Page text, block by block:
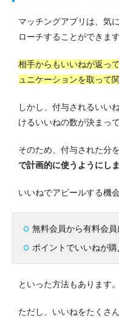
マッチングアプリは、気
ローチすることができます
相手からもいいねが返っ
ュニケーションを取って
しかし、付与されるいい
けるいいねの数が決まっ
そのため、付与された分
で計画的に使うようにし
いいねでアピールする機
無料会員から有料会
ポイントでいいねが
といった方法もあります。
ただし、いいねをたくさ